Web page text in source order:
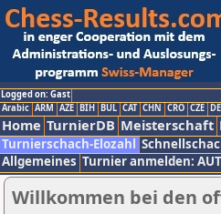
Logged on: Gast
Arabic ARM AZE BIH BUL CAT CHN CRO CZE
Home TurnierDB Meisterschaft
Turnierschach-Elozahl
Allgemeines Turnier anmelden: AUT
Willkommen bei den